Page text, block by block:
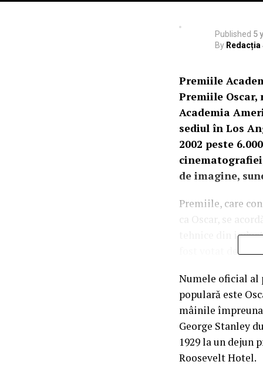
Published 5
By Redacția
Premiile
Premiile Oscar,
Academia
sediul în Los
2002 peste
de imagine,
Premiile, care
ca Oscar, se
tehnice din
fost votat de
Numele oficial al
populară este
mâinile
George Stanley
1929 la un dejun
Roosevelt Hotel.